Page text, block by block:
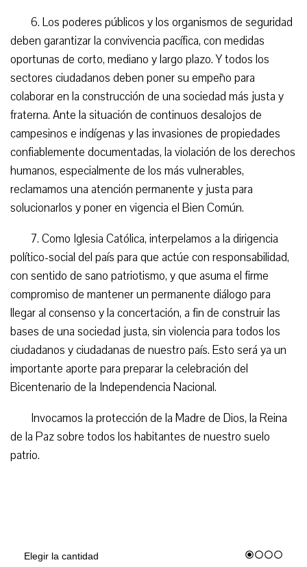
6. Los poderes públicos y los organismos de seguridad
deben garantizar la convivencia pacífica, con medidas
oportunas de corto, mediano y largo plazo. Y todos los
sectores ciudadanos deben poner su empeño para
colaborar en la construcción de una sociedad más justa y
fraterna. Ante la situación de continuos desalojos de
campesinos e indígenas y las invasiones de propiedades
confiablemente documentadas, la violación de los derechos
humanos, especialmente de los más vulnerables,
reclamamos una atención permanente y justa para
solucionarlos y poner en vigencia el Bien Común.
7. Como Iglesia Católica, interpelamos a la dirigencia
político-social del país para que actúe con responsabilidad,
con sentido de sano patriotismo, y que asuma el firme
compromiso de mantener un permanente diálogo para
llegar al consenso y la concertación, a fin de construir las
bases de una sociedad justa, sin violencia para todos los
ciudadanos y ciudadanas de nuestro país. Esto será ya un
importante aporte para preparar la celebración del
Bicentenario de la Independencia Nacional.
Invocamos la protección de la Madre de Dios, la Reina
de la Paz sobre todos los habitantes de nuestro suelo
patrio.